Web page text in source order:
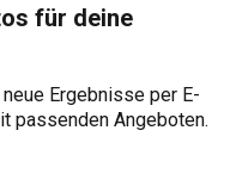
für deine
Ergebnisse per E-
passenden Angeboten.